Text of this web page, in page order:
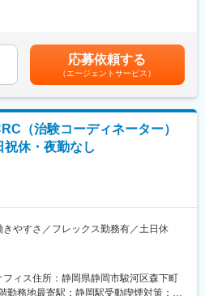
業務
有により、メイン担当者が不在であって
にスピーディに対応できる。
る業務
族手当、がん専門病院担当手当、業務手
賞与：夏季、冬季（5.5ヶ月分）※業績連
金額であり、選考を通じて上下する可
額)は固定手当を含めた表記です。
応募依頼する
（エージェントサービス）
（治験コーディネーター）
休・夜勤なし
きやすさ／フレックス勤務有／土日休
ネーター（CRCって何？）
効果的かどうかを確かめるための臨床
ィス住所：静岡県静岡市駿河区森下町
勤務地最寄駅：静岡駅受動喫煙対策：屋